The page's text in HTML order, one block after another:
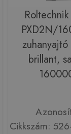
PXD2N/
brillant,
Cikkszám: